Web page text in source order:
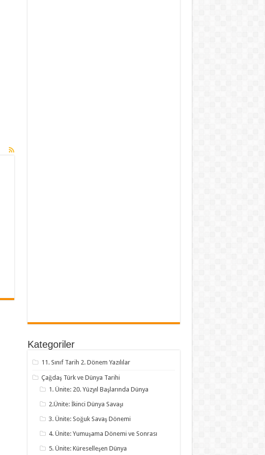
Kategoriler
11. Sınıf Tarih 2. Dönem Yazılılar
Çağdaş Türk ve Dünya Tarihi
1. Ünite: 20. Yüzyıl Başlarında Dünya
2.Ünite: İkinci Dünya Savaşı
3. Ünite: Soğuk Savaş Dönemi
4. Ünite: Yumuşama Dönemi ve Sonrası
5. Ünite: Küreselleşen Dünya